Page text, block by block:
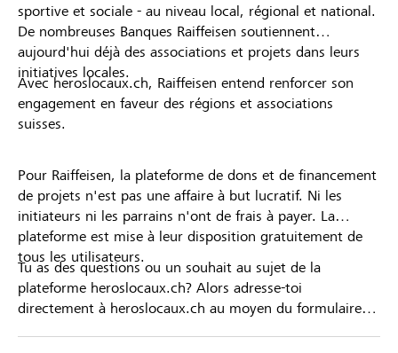
sportive et sociale - au niveau local, régional et national.
De nombreuses Banques Raiffeisen soutiennent
aujourd'hui déjà des associations et projets dans leurs
initiatives locales.
Avec heroslocaux.ch, Raiffeisen entend renforcer son
engagement en faveur des régions et associations
suisses.
Pour Raiffeisen, la plateforme de dons et de financement
de projets n'est pas une affaire à but lucratif. Ni les
initiateurs ni les parrains n'ont de frais à payer. La
plateforme est mise à leur disposition gratuitement de
tous les utilisateurs.
Tu as des questions ou un souhait au sujet de la
plateforme heroslocaux.ch? Alors adresse-toi
directement à heroslocaux.ch au moyen du formulaire